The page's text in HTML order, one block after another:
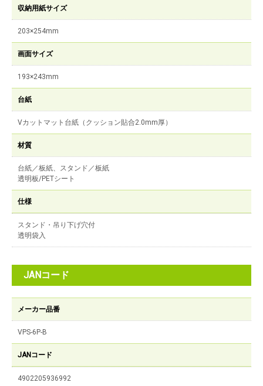
収納用紙サイズ
203×254mm
画面サイズ
193×243mm
台紙
Vカットマット台紙（クッション貼合2.0mm厚）
材質
台紙／板紙、スタンド／板紙
透明板/PETシート
仕様
スタンド・吊り下げ穴付
透明袋入
JANコード
メーカー品番
VPS-6P-B
JANコード
4902205936992